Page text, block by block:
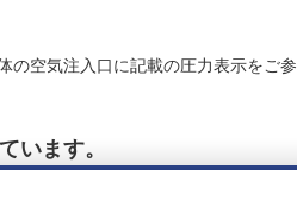
の空気注入口に記載の圧力表示をご
います。